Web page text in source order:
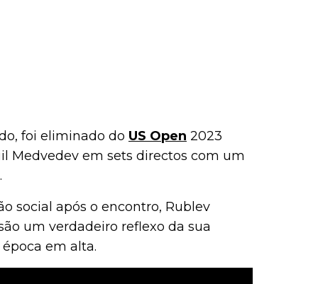
foi eliminado do US Open 2023
Medvedev em sets directos com um
social após o encontro, Rublev
um verdadeiro reflexo da sua
em alta.